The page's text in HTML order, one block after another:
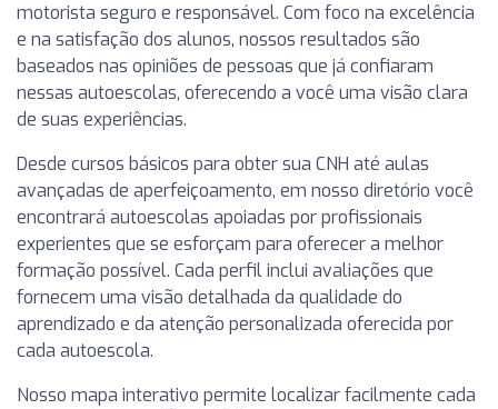
motorista seguro e responsável. Com foco na excelência
e na satisfação dos alunos, nossos resultados são
baseados nas opiniões de pessoas que já confiaram
nessas autoescolas, oferecendo a você uma visão clara
de suas experiências.
Desde cursos básicos para obter sua CNH até aulas
avançadas de aperfeiçoamento, em nosso diretório você
encontrará autoescolas apoiadas por profissionais
experientes que se esforçam para oferecer a melhor
formação possível. Cada perfil inclui avaliações que
fornecem uma visão detalhada da qualidade do
aprendizado e da atenção personalizada oferecida por
cada autoescola.
Nosso mapa interativo permite localizar facilmente cada